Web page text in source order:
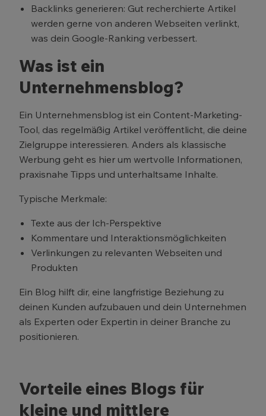
Backlinks generieren: Gut recherchierte Artikel
werden gerne von anderen Webseiten verlinkt,
was dein Google-Ranking verbessert.
Was ist ein
Unternehmensblog?
Ein Unternehmensblog ist ein Content-Marketing-
Tool, das regelmäßig Artikel veröffentlicht, die deine
Zielgruppe interessieren. Anders als klassische
Werbung geht es hier um wertvolle Informationen,
praxisnahe Tipps und unterhaltsame Inhalte.
Typische Merkmale:
Texte aus der Ich-Perspektive
Kommentare und Interaktionsmöglichkeiten
Verlinkungen zu relevanten Webseiten und
Produkten
Ein Blog hilft dir, eine langfristige Beziehung zu
deinen Kunden aufzubauen und dein Unternehmen
als Experten oder Expertin in deiner Branche zu
positionieren.
Vorteile eines Blogs für
kleine und mittlere